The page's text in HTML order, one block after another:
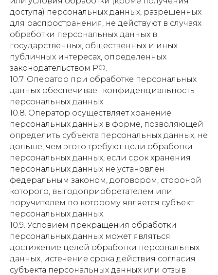
доступа) персональных данных, разрешенных
для распространения, не действуют в случаях
обработки персональных данных в
государственных, общественных и иных
публичных интересах, определенных
законодательством РФ.
10.7. Оператор при обработке персональных
данных обеспечивает конфиденциальность
персональных данных.
10.8. Оператор осуществляет хранение
персональных данных в форме, позволяющей
определить субъекта персональных данных, не
дольше, чем этого требуют цели обработки
персональных данных, если срок хранения
персональных данных не установлен
федеральным законом, договором, стороной
которого, выгодоприобретателем или
поручителем по которому является субъект
персональных данных.
10.9. Условием прекращения обработки
персональных данных может являться
достижение целей обработки персональных
данных, истечение срока действия согласия
субъекта персональных данных или отзыв